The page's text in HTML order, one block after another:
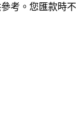
考。您匯款時不